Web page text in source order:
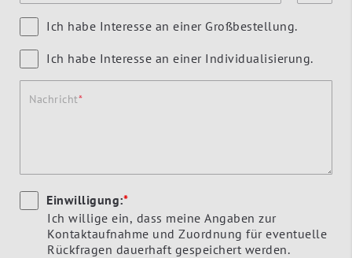
Ich habe Interesse an einer Großbestellung.
Ich habe Interesse an einer Individualisierung.
Nachricht
Einwilligung:*
Ich willige ein, dass meine Angaben zur
Kontaktaufnahme und Zuordnung für eventuelle
Rückfragen dauerhaft gespeichert werden.